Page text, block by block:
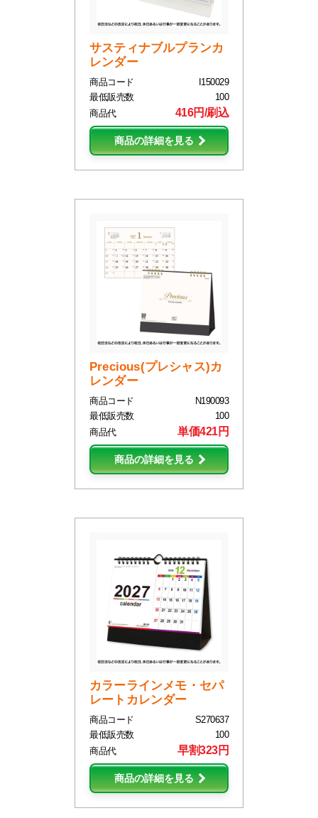
サスティナブルプランカ
レンダー
商品コード
I150029
最低販売数
100
商品代
416円/刷込
商品の詳細を見る
Precious(プレシャス)カ
レンダー
商品コード
N190093
最低販売数
100
商品代
単価421円
商品の詳細を見る
カラーラインメモ・セパ
レートカレンダー
商品コード
S270637
最低販売数
100
商品代
早割323円
商品の詳細を見る